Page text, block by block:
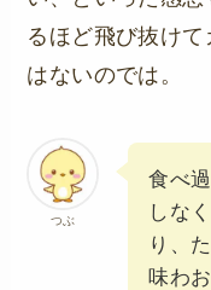
るほど飛び抜け
はないのでは。
つぶ
食べ
しな
り、
味わ